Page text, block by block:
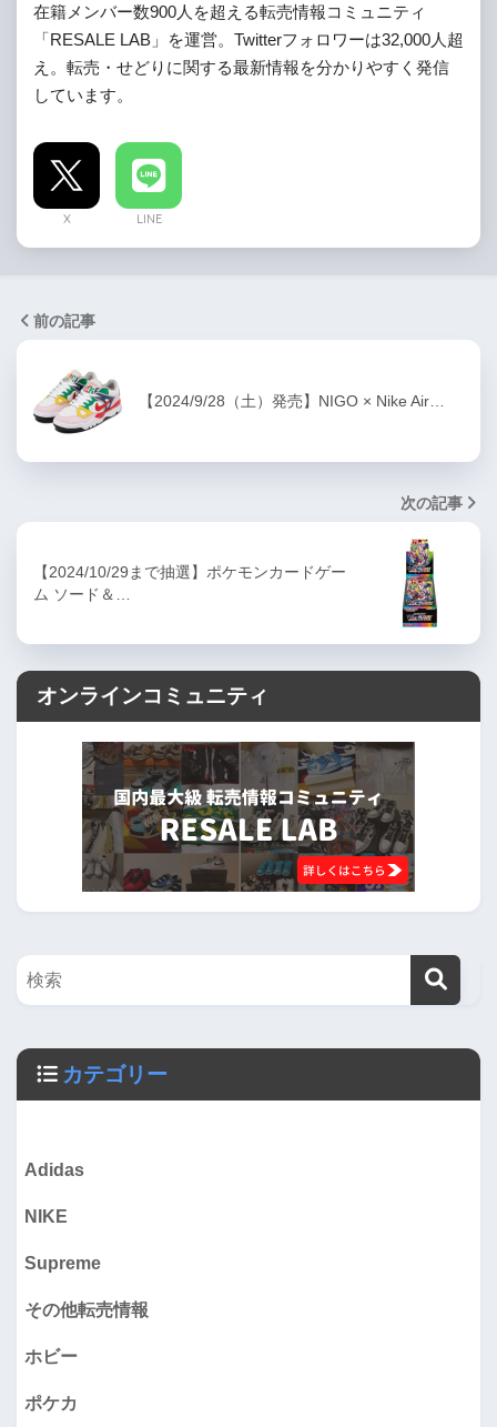
在籍メンバー数900人を超える転売情報コミュニティ
「RESALE LAB」を運営。Twitterフォロワーは32,000人超
え。転売・せどりに関する最新情報を分かりやすく発信
しています。
X LINE
前の記事
【2024/9/28（土）発売】NIGO × Nike Air…
次の記事
【2024/10/29まで抽選】ポケモンカードゲー
ム ソード＆…
オンラインコミュニティ
カテゴリー
Adidas
NIKE
Supreme
その他転売情報
ホビー
ポケカ